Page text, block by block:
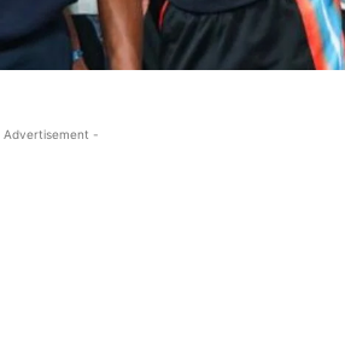
Advertisement -